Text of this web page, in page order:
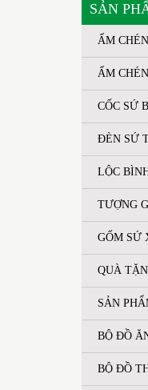
SẢN
ẤM
ẤM
CỐC SỨ
ĐÈN SỨ
LỘC
TƯỢNG
GỐM SỨ
QUÀ
SẢN
BỘ ĐỒ
BỘ ĐỒ